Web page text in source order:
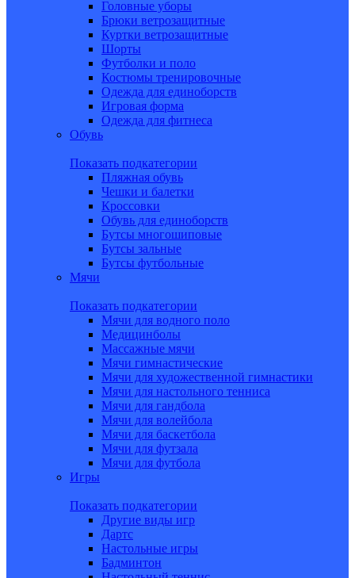
Головные уборы
Брюки ветрозащитные
Куртки ветрозащитные
Шорты
Футболки и поло
Костюмы тренировочные
Одежда для единоборств
Игровая форма
Одежда для фитнеса
Обувь
Показать подкатегории
Пляжная обувь
Чешки и балетки
Кроссовки
Обувь для единоборств
Бутсы многошиповые
Бутсы зальные
Бутсы футбольные
Мячи
Показать подкатегории
Мячи для водного поло
Медицинболы
Массажные мячи
Мячи гимнастические
Мячи для художественной гимнастики
Мячи для настольного тенниса
Мячи для гандбола
Мячи для волейбола
Мячи для баскетбола
Мячи для футзала
Мячи для футбола
Игры
Показать подкатегории
Другие виды игр
Дартс
Настольные игры
Бадминтон